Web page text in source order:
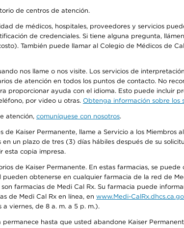
de centros de atención.
de médicos, hospitales, proveedores y servicios
de credenciales. Si tiene alguna pregunta,
También puede llamar al Colegio de Médicos de
nos llame o nos visite. Los servicios de
de atención en todos los puntos de contacto. No
proporcionar ayuda con el idioma. Esto puede incluir
por video u otras. Obtenga información sobre los
atención, comuníquese con nosotros.
Kaiser Permanente, llame a Servicio a los Miembros
un plazo de tres (3) días hábiles después de su
esta copia impresa.
de Kaiser Permanente. En estas farmacias, se
obtenerse en cualquier farmacia de la red de
farmacias de Medi Cal Rx. Su farmacia puede
de Medi Cal Rx en línea, en www.Medi-
a viernes, de 8 a. m. a 5 p. m.).
hasta que usted abandone Kaiser